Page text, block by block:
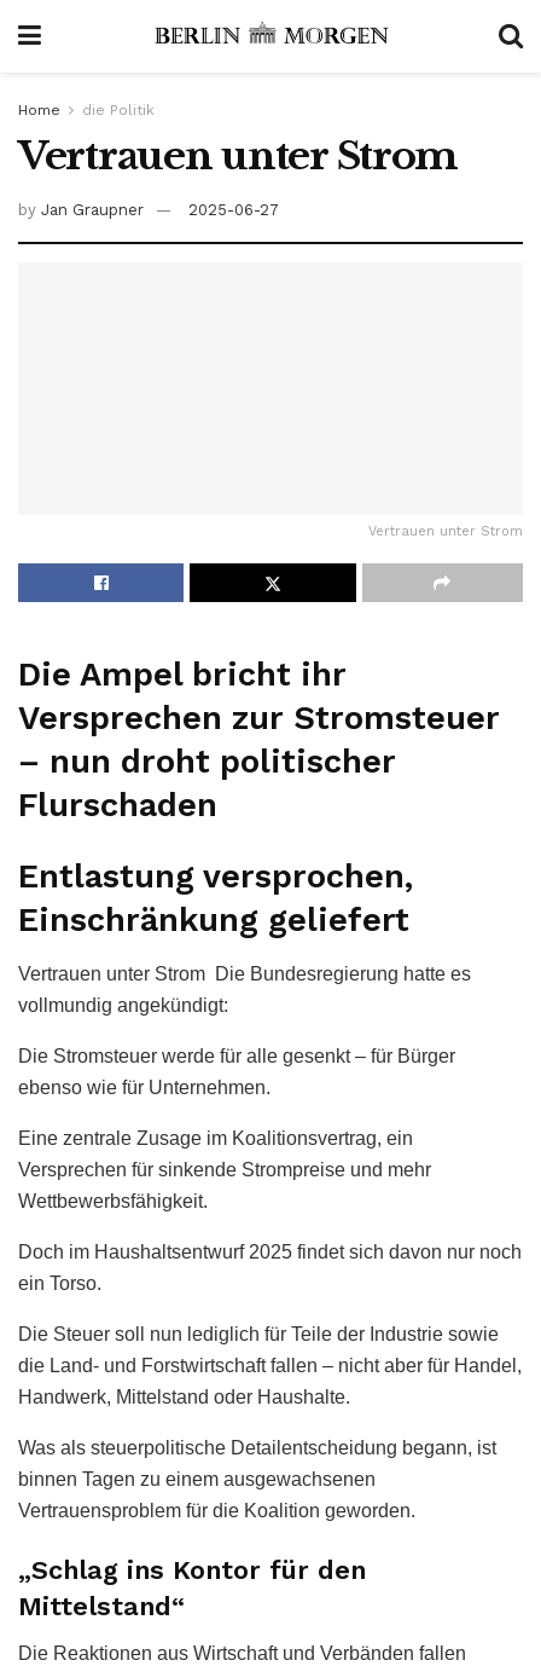
Home die Politik
Vertrauen unter Strom
by Jan Graupner 2025-06-27
Vertrauen unter Strom
Die Ampel bricht ihr
Versprechen zur Stromsteuer
– nun droht politischer
Flurschaden
Entlastung versprochen,
Einschränkung geliefert
Vertrauen unter Strom Die Bundesregierung hatte es
vollmundig angekündigt:
Die Stromsteuer werde für alle gesenkt – für Bürger
ebenso wie für Unternehmen.
Eine zentrale Zusage im Koalitionsvertrag, ein
Versprechen für sinkende Strompreise und mehr
Wettbewerbsfähigkeit.
Doch im Haushaltsentwurf 2025 findet sich davon nur noch
ein Torso.
Die Steuer soll nun lediglich für Teile der Industrie sowie
die Land- und Forstwirtschaft fallen – nicht aber für Handel,
Handwerk, Mittelstand oder Haushalte.
Was als steuerpolitische Detailentscheidung begann, ist
binnen Tagen zu einem ausgewachsenen
Vertrauensproblem für die Koalition geworden.
„Schlag ins Kontor für den
Mittelstand“
Die Reaktionen aus Wirtschaft und Verbänden fallen